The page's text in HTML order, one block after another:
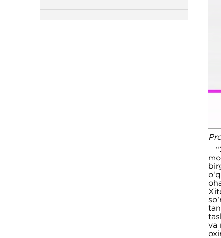
va